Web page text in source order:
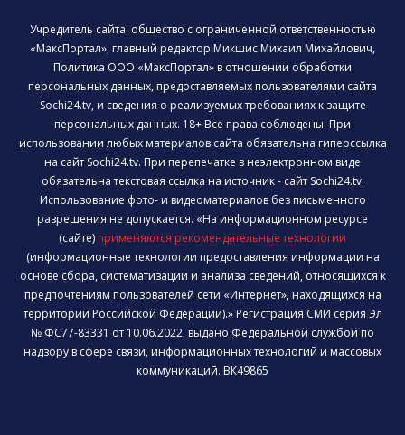
Учредитель сайта: общество с ограниченной ответственностью
«МаксПортал», главный редактор Микшис Михаил Михайлович,
Политика ООО «МаксПортал» в отношении обработки
персональных данных, предоставляемых пользователями сайта
Sochi24.tv, и сведения о реализуемых требованиях к защите
персональных данных. 18+ Все права соблюдены. При
использовании любых материалов сайта обязательна гиперссылка
на сайт Sochi24.tv. При перепечатке в неэлектронном виде
обязательна текстовая ссылка на источник - сайт Sochi24.tv.
Использование фото- и видеоматериалов без письменного
разрешения не допускается. «На информационном ресурсе
(сайте) применяются рекомендательные технологии
(информационные технологии предоставления информации на
основе сбора, систематизации и анализа сведений, относящихся к
предпочтениям пользователей сети «Интернет», находящихся на
территории Российской Федерации).» Регистрация СМИ серия Эл
№ ФС77-83331 от 10.06.2022, выдано Федеральной службой по
надзору в сфере связи, информационных технологий и массовых
коммуникаций. ВК49865